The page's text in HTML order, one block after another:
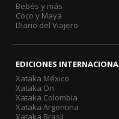
Bebés y más
Coco y Maya
Diario del Viajero
EDICIONES
Xataka México
Xataka On
Xataka Colombia
Xataka Argentina
Xataka Brasil